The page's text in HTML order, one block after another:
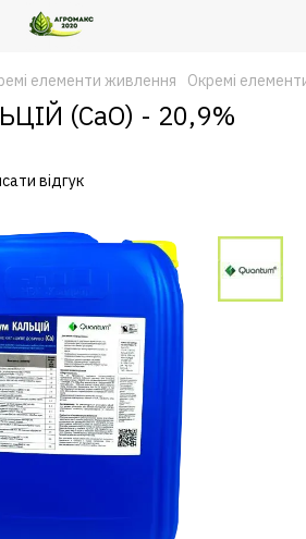
елементи живлення Окремі
(CaO) - 20,9%
відгук